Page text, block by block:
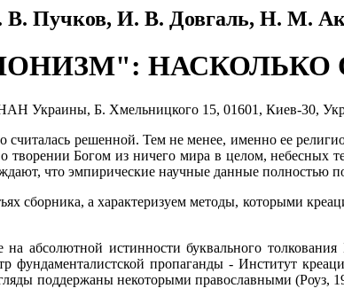
Пучков, И. В. Довгаль, Н. М.
НАСКОЛЬКО
Украины, Б. Хмельницкого 15, 01601, Киев-30,
решенной. Тем не менее, именно ее
Богом из ничего мира в целом, небесных
что эмпирические научные данные полностью
сборника, а характеризуем методы, которыми
абсолютной истинности буквального
фундаменталистской пропаганды - Институт
поддержаны некоторыми православными (Роуз,